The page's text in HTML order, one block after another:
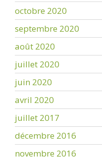
octobre 2020
septembre 2020
août 2020
juillet 2020
juin 2020
avril 2020
juillet 2017
décembre 2016
novembre 2016